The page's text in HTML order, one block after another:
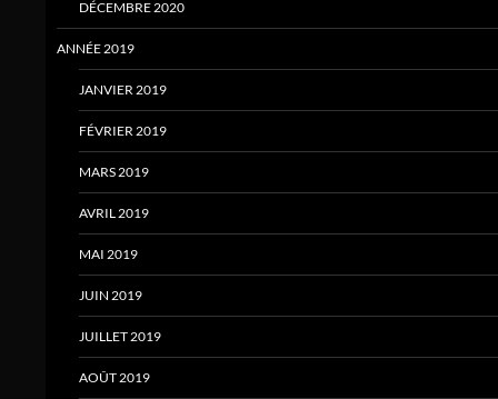
DÉCEMBRE 2020
ANNÉE 2019
JANVIER 2019
FÉVRIER 2019
MARS 2019
AVRIL 2019
MAI 2019
JUIN 2019
JUILLET 2019
AOÛT 2019